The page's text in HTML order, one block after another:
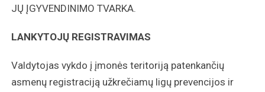
JŲ ĮGYVENDINIMO TVARKA.
LANKYTOJŲ REGISTRAVIMAS
Valdytojas vykdo į įmonės teritoriją patenkančių
asmenų registraciją užkrečiamų ligų prevencijos ir